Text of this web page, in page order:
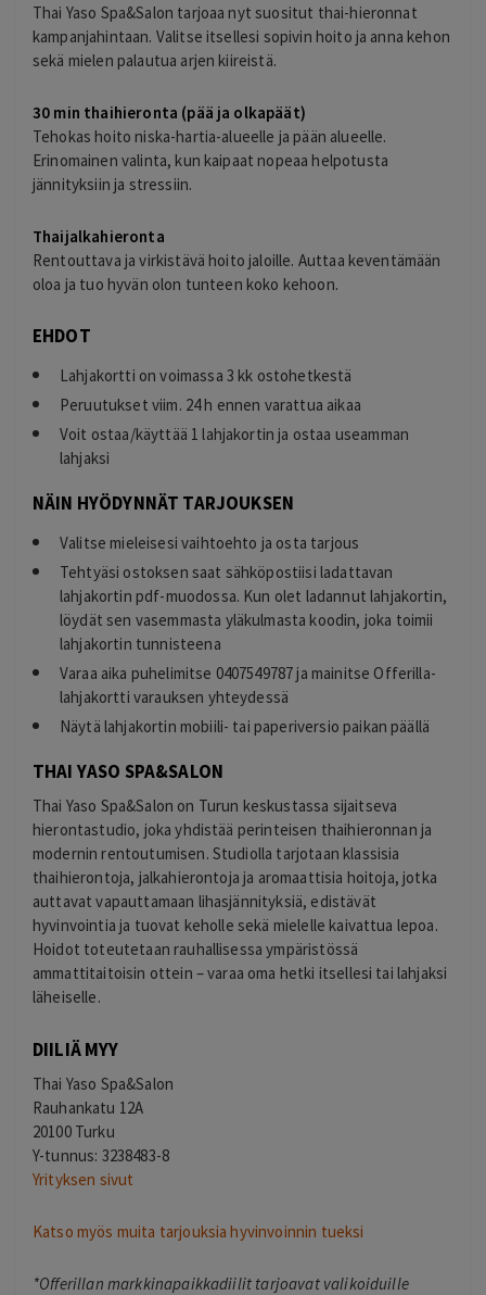
Thai Yaso Spa&Salon tarjoaa nyt suositut thai-hieronnat
kampanjahintaan. Valitse itsellesi sopivin hoito ja anna kehon
sekä mielen palautua arjen kiireistä.
30 min thaihieronta (pää ja olkapäät)
Tehokas hoito niska-hartia-alueelle ja pään alueelle.
Erinomainen valinta, kun kaipaat nopeaa helpotusta
jännityksiin ja stressiin.
Thaijalkahieronta
Rentouttava ja virkistävä hoito jaloille. Auttaa keventämään
oloa ja tuo hyvän olon tunteen koko kehoon.
EHDOT
Lahjakortti on voimassa 3 kk ostohetkestä
Peruutukset viim. 24 h ennen varattua aikaa
Voit ostaa/käyttää 1 lahjakortin ja ostaa useamman
lahjaksi
NÄIN HYÖDYNNÄT TARJOUKSEN
Valitse mieleisesi vaihtoehto ja osta tarjous
Tehtyäsi ostoksen saat sähköpostiisi ladattavan
lahjakortin pdf-muodossa. Kun olet ladannut lahjakortin,
löydät sen vasemmasta yläkulmasta koodin, joka toimii
lahjakortin tunnisteena
Varaa aika puhelimitse 0407549787 ja mainitse Offerilla-
lahjakortti varauksen yhteydessä
Näytä lahjakortin mobiili- tai paperiversio paikan päällä
THAI YASO SPA&SALON
Thai Yaso Spa&Salon on Turun keskustassa sijaitseva
hierontastudio, joka yhdistää perinteisen thaihieronnan ja
modernin rentoutumisen. Studiolla tarjotaan klassisia
thaihierontoja, jalkahierontoja ja aromaattisia hoitoja, jotka
auttavat vapauttamaan lihasjännityksiä, edistävät
hyvinvointia ja tuovat keholle sekä mielelle kaivattua lepoa.
Hoidot toteutetaan rauhallisessa ympäristössä
ammattitaitoisin ottein – varaa oma hetki itsellesi tai lahjaksi
läheiselle.
DIILIÄ MYY
Thai Yaso Spa&Salon
Rauhankatu 12A
20100 Turku
Y-tunnus: 3238483-8
Yrityksen sivut
Katso myös muita tarjouksia hyvinvoinnin tueksi
*Offerillan markkinapaikkadiilit tarjoavat valikoiduille